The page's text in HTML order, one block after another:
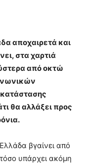
αποχαιρετά και
στα χαρτιά
από οκτώ
θα αλλάξει προς
βγαίνει από
υπάρχει ακόμη